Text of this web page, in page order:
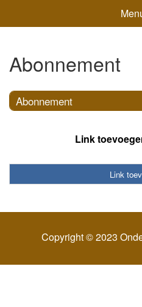
Abonnement
Abonnement
Link
Link
Copyright © 2023